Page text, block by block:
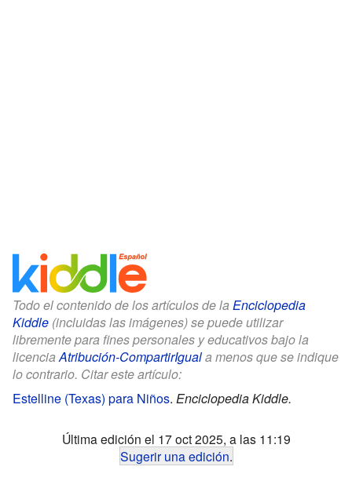
Todo el contenido de los artículos de la Enciclopedia
Kiddle (incluidas las imágenes) se puede utilizar
libremente para fines personales y educativos bajo la
licenciaAtribución-CompartirIguala menos que se indique
lo contrario. Citar este artículo:
Estelline (Texas) para Niños. Enciclopedia Kiddle.
Última edición el 17 oct 2025, a las 11:19
Sugerir una edición.